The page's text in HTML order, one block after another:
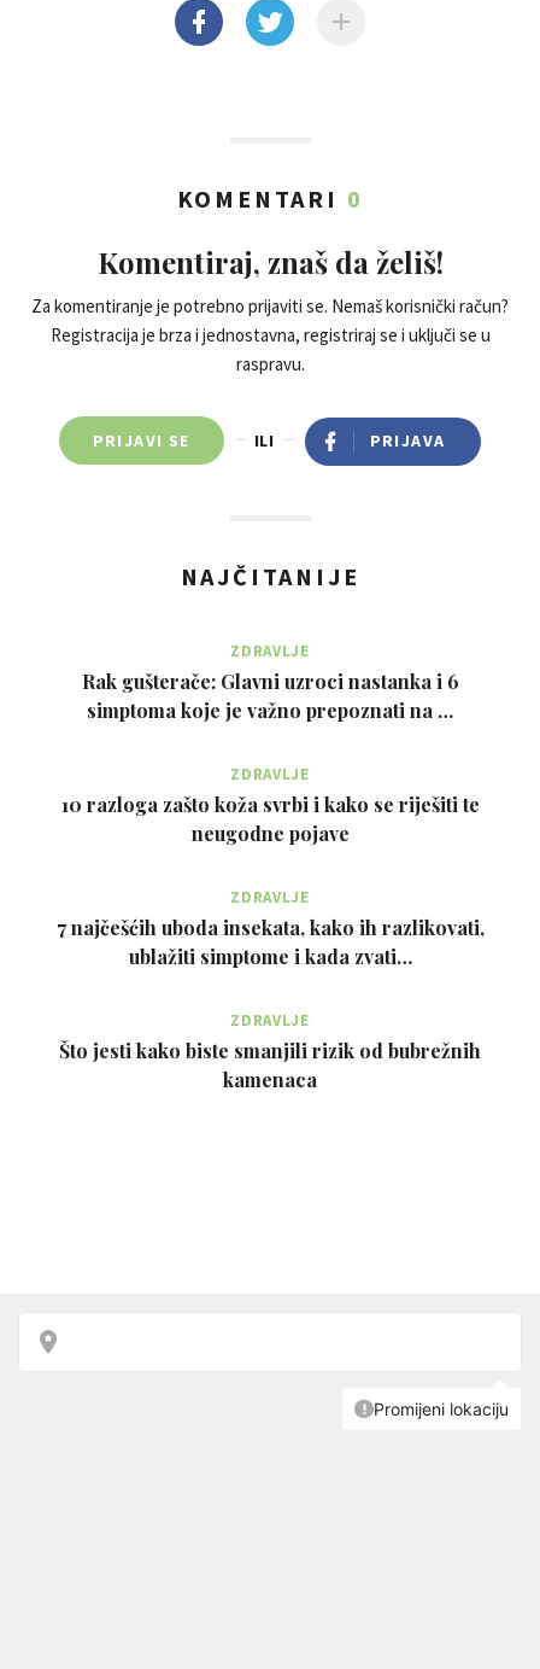
KOMENTARI 0
Komentiraj, znaš da želiš!
Za komentiranje je potrebno prijaviti se. Nemaš korisnički račun?
Registracija je brza i jednostavna, registriraj se i uključi se u
raspravu.
PRIJAVI SE ILI PRIJAVA
NAJČITANIJE
ZDRAVLJE
Rak gušterače: Glavni uzroci nastanka i 6
simptoma koje je važno prepoznati na …
ZDRAVLJE
10 razloga zašto koža svrbi i kako se riješiti te
neugodne pojave
ZDRAVLJE
7 najčešćih uboda insekata, kako ih razlikovati,
ublažiti simptome i kada zvati…
ZDRAVLJE
Što jesti kako biste smanjili rizik od bubrežnih
kamenaca